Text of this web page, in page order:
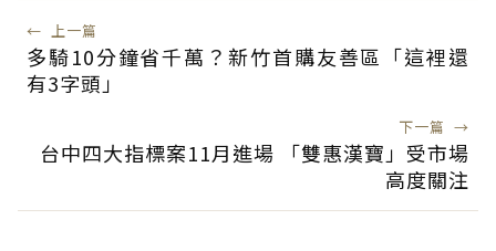
← 上一篇
多騎10分鐘省千萬？新竹首購友善區「這裡還
有3字頭」
下一篇 →
台中四大指標案11月進場 「雙惠漢寶」受市場
高度關注